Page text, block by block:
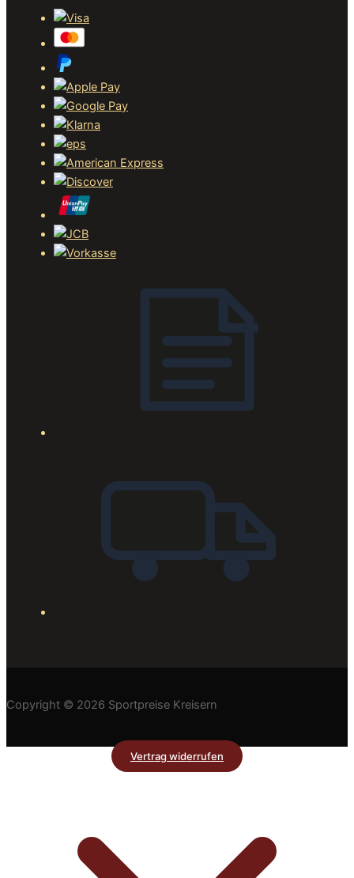
Copyright © 2026 Sportpreise Kreisern
Vertrag widerrufen